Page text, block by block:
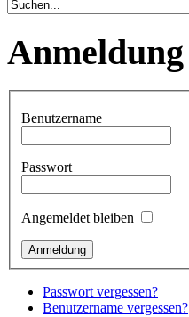
Anmeldung
Benutzername
Passwort
Angemeldet bleiben
Passwort vergessen?
Benutzername vergessen?